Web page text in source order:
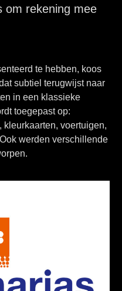
om rekening mee
te hebben, koos
subtiel terugwijst naar
in een klassieke
toegepast op:
kleurkaarten, voertuigen,
werden verschillende